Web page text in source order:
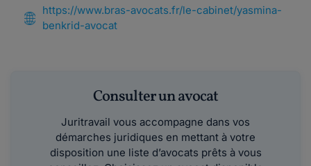
https://www.bras-avocats.fr/le-cabinet/yasmina-
benkrid-avocat
Consulter un avocat
Juritravail vous accompagne dans vos
démarches juridiques en mettant à votre
disposition une liste d’avocats prêts à vous